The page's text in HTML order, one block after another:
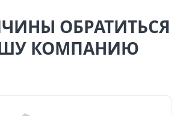
ОБРАТИТЬСЯ
КОМПАНИЮ